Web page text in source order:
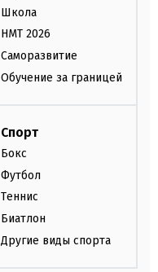
Школа
НМТ 2026
Саморазвитие
Обучение за границей
Спорт
Бокс
Футбол
Теннис
Биатлон
Другие виды спорта